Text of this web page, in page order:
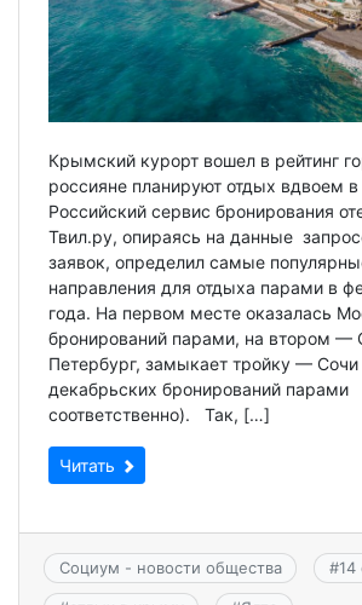
Крымский курорт вошел в рейтинг
россияне планируют отдых вдвоем
Российский сервис бронирования
Твил.ру, опираясь на данные
заявок, определил самые
направления для отдыха парами в
года. На первом месте оказалась
бронирований парами, на втором —
Петербург, замыкает тройку — Сочи
декабрьских бронирований парами
соответственно). Так, […]
Читать
Социум - новости общества #14